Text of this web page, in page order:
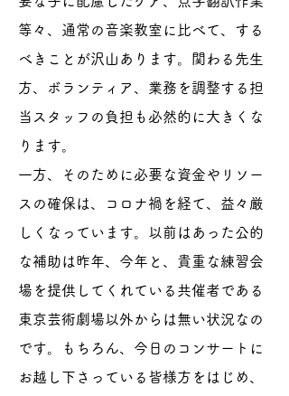
等々、通常の音楽教室に比べて、する
べきことが沢山あります。関わる先生
方、ボランティア、業務を調整する担
当スタッフの負担も必然的に大きくな
ります。
一方、そのために必要な資金やリソー
スの確保は、コロナ禍を経て、益々厳
しくなっています。以前はあった公的
な補助は昨年、今年と、貴重な練習会
場を提供してくれている共催者である
東京芸術劇場以外からは無い状況なの
です。もちろん、今日のコンサートに
お越し下さっている皆様方をはじめ、